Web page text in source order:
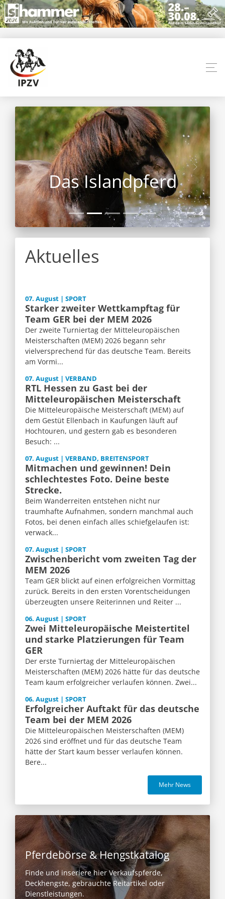
Das Islandpferd
Aktuelles
07. August | SPORT
Starker zweiter Wettkampftag für
Team GER bei der MEM 2026
Der zweite Turniertag der Mitteleuropäischen
Meisterschaften (MEM) 2026 begann sehr
vielversprechend für das deutsche Team. Bereits
am Vormi...
07. August | VERBAND
RTL Hessen zu Gast bei der
Mitteleuropäischen Meisterschaft
Die Mitteleuropäische Meisterschaft (MEM) auf
dem Gestüt Ellenbach in Kaufungen läuft auf
Hochtouren, und gestern gab es besonderen
Besuch: ...
07. August | VERBAND, BREITENSPORT
Mitmachen und gewinnen! Dein
schlechtestes Foto. Deine beste
Strecke.
Beim Wanderreiten entstehen nicht nur
traumhafte Aufnahmen, sondern manchmal auch
Fotos, bei denen einfach alles schiefgelaufen ist:
verwack...
07. August | SPORT
Zwischenbericht vom zweiten Tag der
MEM 2026
Team GER blickt auf einen erfolgreichen Vormittag
zurück. Bereits in den ersten Vorentscheidungen
überzeugten unsere Reiterinnen und Reiter ...
06. August | SPORT
Zwei Mitteleuropäische Meistertitel
und starke Platzierungen für Team
GER
Der erste Turniertag der Mitteleuropäischen
Meisterschaften (MEM) 2026 hätte für das deutsche
Team kaum erfolgreicher verlaufen können. Zwei...
06. August | SPORT
Erfolgreicher Auftakt für das deutsche
Team bei der MEM 2026
Die Mitteleuropäischen Meisterschaften (MEM)
2026 sind eröffnet und für das deutsche Team
hätte der Start kaum besser verlaufen können.
Bere...
Mehr News
Pferdebörse & Hengstkatalog
Finde und inseriere hier Verkaufspferde,
Deckhengste, gebrauchte Reitartikel oder
Dienstleistungen.